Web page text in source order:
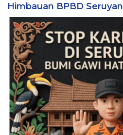
Himbauan BPBD Seruyan